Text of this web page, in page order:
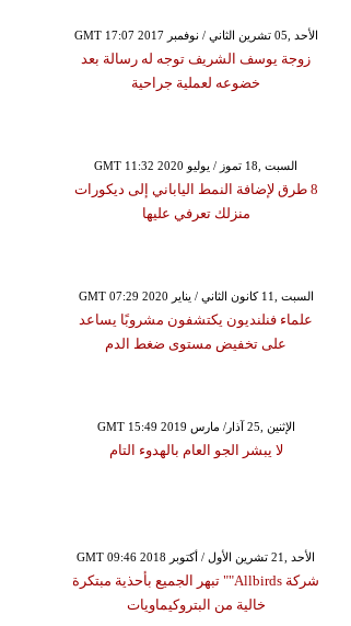
GMT 17:07 2017 الأحد ,05 تشرين الثاني / نوفمبر
زوجة يوسف الشريف توجه له رسالة بعد
خضوعه لعملية جراحية
GMT 11:32 2020 السبت ,18 تموز / يوليو
8 طرق لإضافة النمط الياباني إلى ديكورات
منزلك تعرفي عليها
GMT 07:29 2020 السبت ,11 كانون الثاني / يناير
علماء فنلنديون يكتشفون مشروبًا يساعد
على تخفيض مستوى ضغط الدم
GMT 15:49 2019 الإثنين ,25 آذار/ مارس
لا يبشر الجو العام بالهدوء التام
GMT 09:46 2018 الأحد ,21 تشرين الأول / أكتوبر
شركة Allbirds"" تبهر الجميع بأحذية مبتكرة
خالية من البتروكيماويات